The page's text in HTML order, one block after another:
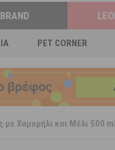
PET CORNER
Χαμομήλι και Μέλι 500 ml